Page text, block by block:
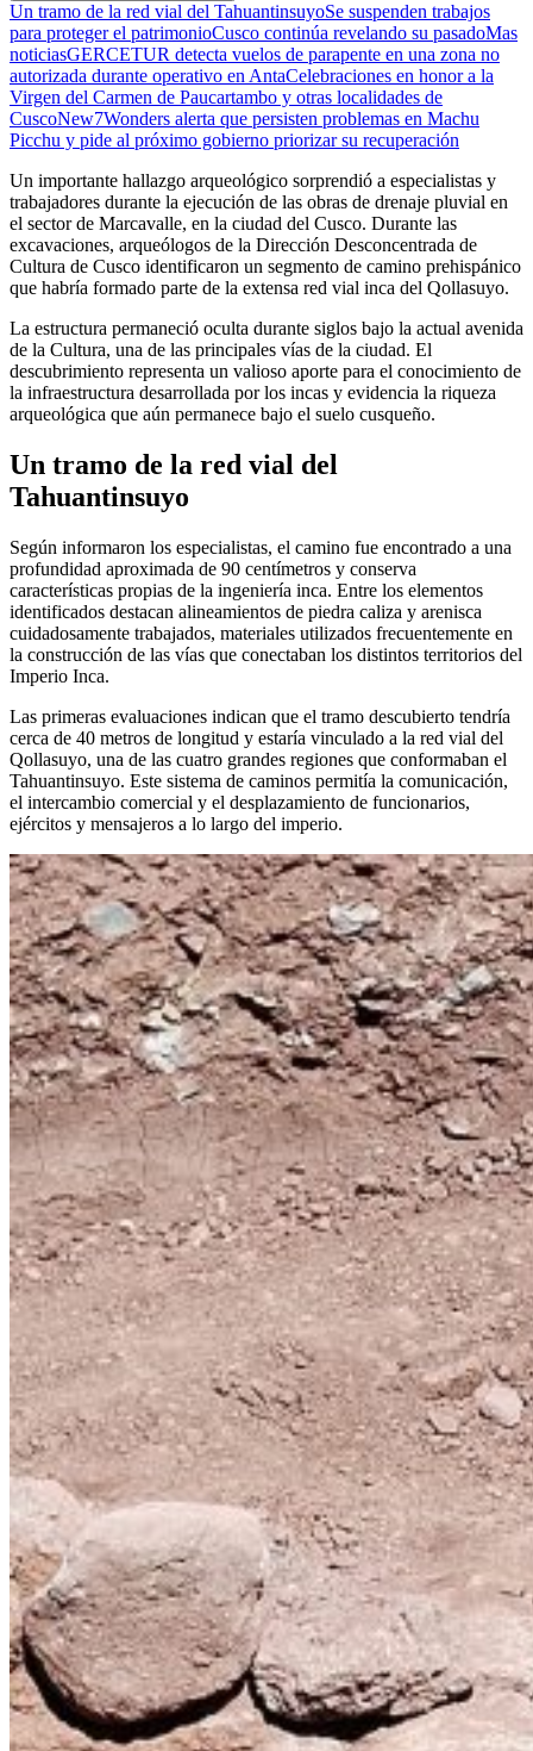
Un tramo de la red vial del TahuantinsuyoSe suspenden trabajos
para proteger el patrimonioCusco continúa revelando su pasadoMas
noticiasGERCETUR detecta vuelos de parapente en una zona no
autorizada durante operativo en AntaCelebraciones en honor a la
Virgen del Carmen de Paucartambo y otras localidades de
CuscoNew7Wonders alerta que persisten problemas en Machu
Picchu y pide al próximo gobierno priorizar su recuperación
Un importante hallazgo arqueológico sorprendió a especialistas y
trabajadores durante la ejecución de las obras de drenaje pluvial en
el sector de Marcavalle, en la ciudad del Cusco. Durante las
excavaciones, arqueólogos de la Dirección Desconcentrada de
Cultura de Cusco identificaron un segmento de camino prehispánico
que habría formado parte de la extensa red vial inca del Qollasuyo.
La estructura permaneció oculta durante siglos bajo la actual avenida
de la Cultura, una de las principales vías de la ciudad. El
descubrimiento representa un valioso aporte para el conocimiento de
la infraestructura desarrollada por los incas y evidencia la riqueza
arqueológica que aún permanece bajo el suelo cusqueño.
Un tramo de la red vial del
Tahuantinsuyo
Según informaron los especialistas, el camino fue encontrado a una
profundidad aproximada de 90 centímetros y conserva
características propias de la ingeniería inca. Entre los elementos
identificados destacan alineamientos de piedra caliza y arenisca
cuidadosamente trabajados, materiales utilizados frecuentemente en
la construcción de las vías que conectaban los distintos territorios del
Imperio Inca.
Las primeras evaluaciones indican que el tramo descubierto tendría
cerca de 40 metros de longitud y estaría vinculado a la red vial del
Qollasuyo, una de las cuatro grandes regiones que conformaban el
Tahuantinsuyo. Este sistema de caminos permitía la comunicación,
el intercambio comercial y el desplazamiento de funcionarios,
ejércitos y mensajeros a lo largo del imperio.